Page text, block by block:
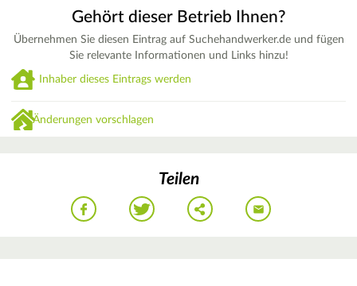
Gehört dieser Betrieb Ihnen?
Übernehmen Sie diesen Eintrag auf Suchehandwerker.de und fügen
Sie relevante Informationen und Links hinzu!
Inhaber dieses Eintrags werden
Änderungen vorschlagen
Teilen